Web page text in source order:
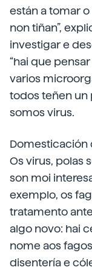
están a tomar
non tiñan”,
investigar e
“hai que
varios
todos teñen un
somos virus.
Domesticación
Os virus, polas
son moi
exemplo, os
tratamento
algo novo: hai
nome aos
disentería e